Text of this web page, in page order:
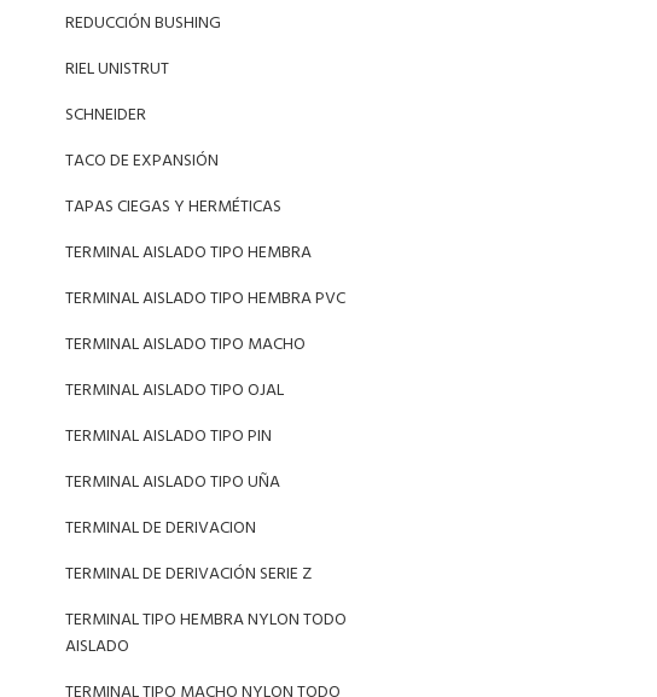
REDUCCIÓN BUSHING
RIEL UNISTRUT
SCHNEIDER
TACO DE EXPANSIÓN
TAPAS CIEGAS Y HERMÉTICAS
TERMINAL AISLADO TIPO HEMBRA
TERMINAL AISLADO TIPO HEMBRA PVC
TERMINAL AISLADO TIPO MACHO
TERMINAL AISLADO TIPO OJAL
TERMINAL AISLADO TIPO PIN
TERMINAL AISLADO TIPO UÑA
TERMINAL DE DERIVACION
TERMINAL DE DERIVACIÓN SERIE Z
TERMINAL TIPO HEMBRA NYLON TODO
AISLADO